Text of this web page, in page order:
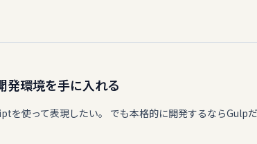
発環境を手に入れる
を使って表現したい。 でも本格的に開発するなら